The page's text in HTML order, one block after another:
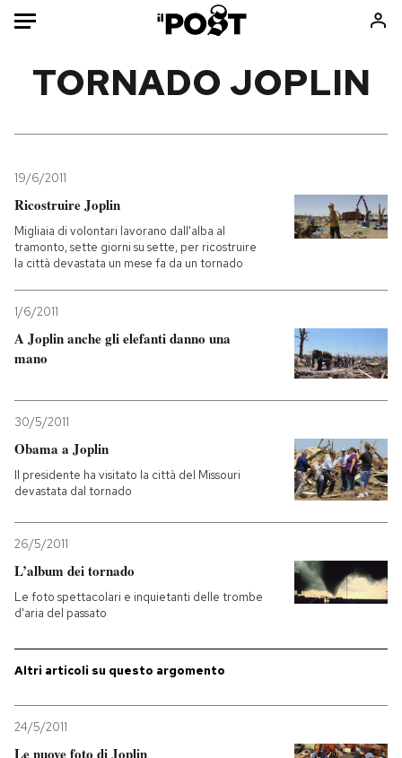
Mondo
Politica
Tecnologia
Internet
Cultura
Economia
Ok Boomer!
Mondiali calcio 2026
NEWSLETTER
I MIEI PREFERITI
SHOP
CALENDARIO
AREA PERSONALE
TORNADO JOPLIN
19/6/2011
Ricostruire Joplin
Migliaia di volontari lavorano dall'alba al
tramonto, sette giorni su sette, per ricostruire
la città devastata un mese fa da un tornado
1/6/2011
A Joplin anche gli elefanti danno una
mano
30/5/2011
Obama a Joplin
Il presidente ha visitato la città del Missouri
devastata dal tornado
26/5/2011
L’album dei tornado
Le foto spettacolari e inquietanti delle trombe
d'aria del passato
Altri articoli su questo argomento
24/5/2011
Le nuove foto di Joplin